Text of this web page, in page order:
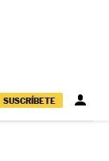
SUSCRÍBETE